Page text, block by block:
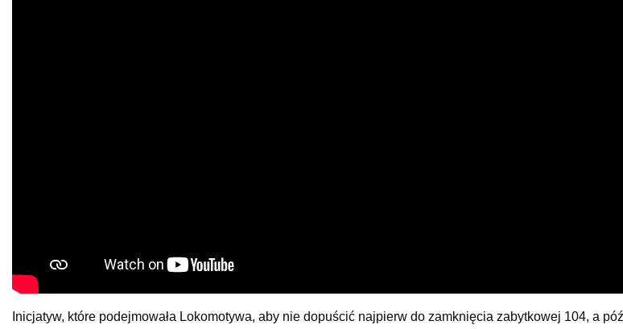
Inicjatyw, które podejmowała Lokomotywa, aby nie dopuścić najpierw do zamknięcia zabytkowej 104, a